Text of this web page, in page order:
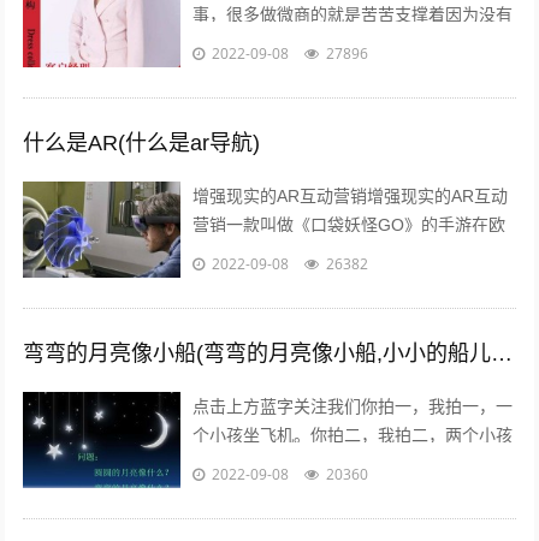
事，很多做微商的就是苦苦支撑着因为没有
客源，微商如何找客源一直是一个不衰的话
定...
2022-09-08 27896
什么是AR(什么是ar导航)
增强现实的AR互动营销增强现实的AR互动
营销一款叫做《口袋妖怪GO》的手游在欧
美火了，在还未上线的中国，
经...
2022-09-08 26382
弯弯的月亮像小船(弯弯的月亮像小船,小小的船儿两头尖)
点击上方蓝字关注我们你拍一，我拍一，一
个小孩坐飞机。你拍二，我拍二，两个小孩
丢手绢。你拍三，我拍三，三个小孩来搬
你...
2022-09-08 20360